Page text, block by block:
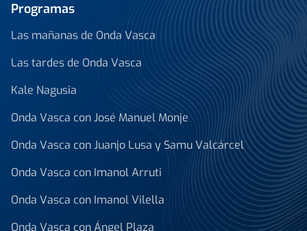
Programas
Las mañanas de Onda Vasca
Las tardes de Onda Vasca
Kale Nagusia
Onda Vasca con José Manuel Monje
Onda Vasca con Juanjo Lusa y Samu Valcárcel
Onda Vasca con Imanol Arruti
Onda Vasca con Imanol Vilella
Onda Vasca con Ángel Plaza